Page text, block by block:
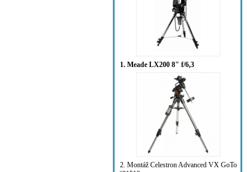
1. Meade LX200 8" f/6,3
2. Montáž Celestron Advanced VX GoTo